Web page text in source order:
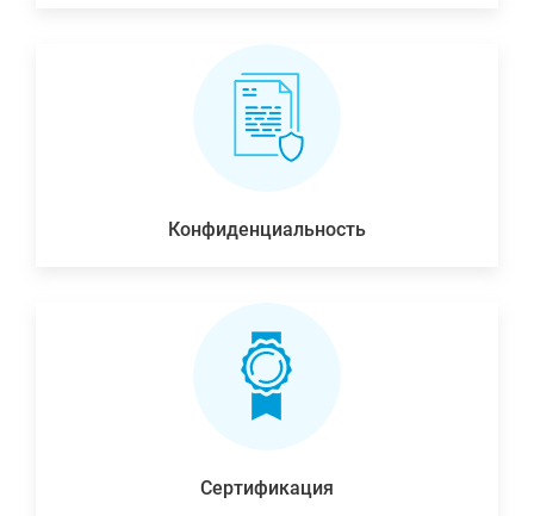
Конфиденциальность
Сертификация